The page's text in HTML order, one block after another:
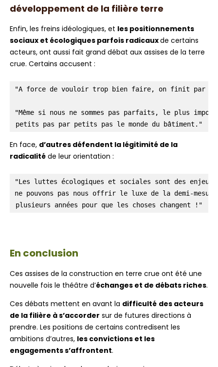
développement de la filière terre
Enfin, les freins idéologiques, et les positionnements
sociaux et écologiques parfois radicauxde certains
acteurs, ont aussi fait grand débat aux assises de la terre
crue. Certains accusent :
"A force de vouloir trop bien faire, on finit par
"Même si nous ne sommes pas parfaits, le plus
petits pas par petits pas le monde du bâtiment."
En face, d’autres défendent la légitimité de la
radicalité de leur orientation :
"Les luttes écologiques et sociales sont des
ne pouvons pas nous offrir le luxe de la demi-
plusieurs années pour que les choses changent !"
En conclusion
Ces assises de la construction en terre crue ont été une
nouvelle fois le théâtre d’échanges et de débats riches.
Ces débats mettent en avant la difficulté des acteurs
de la filière à s’accorder sur de futures directions à
prendre. Les positions de certains contredisent les
ambitions d’autres, les convictions et les
engagements s’affrontent.